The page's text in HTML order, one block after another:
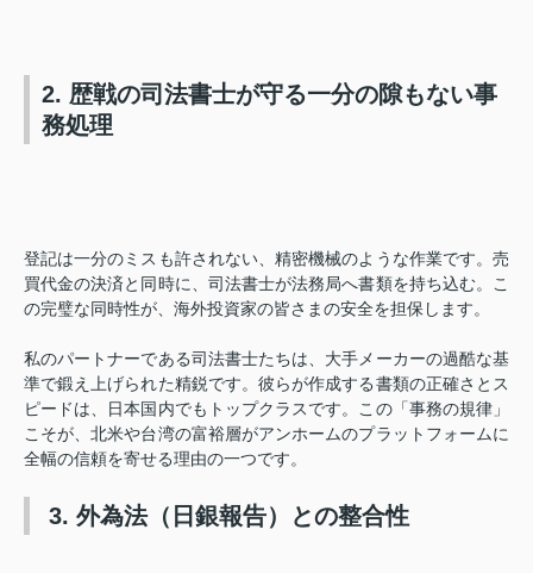
2. 歴戦の司法書士が守る一分の隙もない事
務処理
登記は一分のミスも許されない、精密機械のような作業です。売
買代金の決済と同時に、司法書士が法務局へ書類を持ち込む。こ
の完璧な同時性が、海外投資家の皆さまの安全を担保します。
私のパートナーである司法書士たちは、大手メーカーの過酷な基
準で鍛え上げられた精鋭です。彼らが作成する書類の正確さとス
ピードは、日本国内でもトップクラスです。この「事務の規律」
こそが、北米や台湾の富裕層がアンホームのプラットフォームに
全幅の信頼を寄せる理由の一つです。
3. 外為法（日銀報告）との整合性